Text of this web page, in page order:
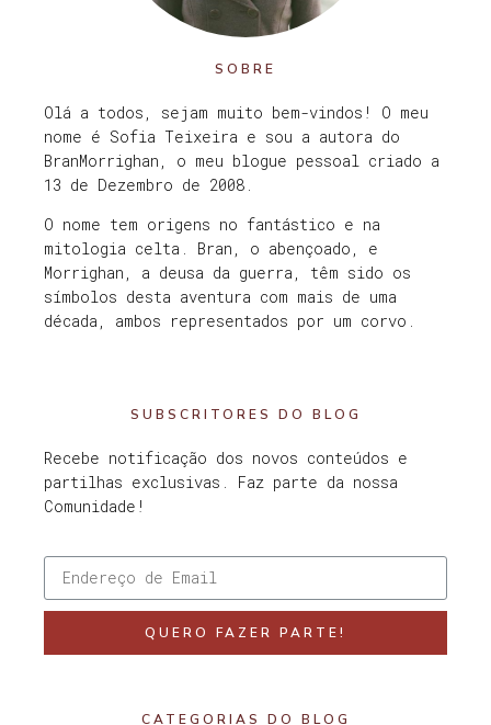
SOBRE
Olá a todos, sejam muito bem-vindos! O meu
nome é Sofia Teixeira e sou a autora do
BranMorrighan, o meu blogue pessoal criado a
13 de Dezembro de 2008.
O nome tem origens no fantástico e na
mitologia celta. Bran, o abençoado, e
Morrighan, a deusa da guerra, têm sido os
símbolos desta aventura com mais de uma
década, ambos representados por um corvo.
SUBSCRITORES DO BLOG
Recebe notificação dos novos conteúdos e
partilhas exclusivas. Faz parte da nossa
Comunidade!
QUERO FAZER PARTE!
CATEGORIAS DO BLOG